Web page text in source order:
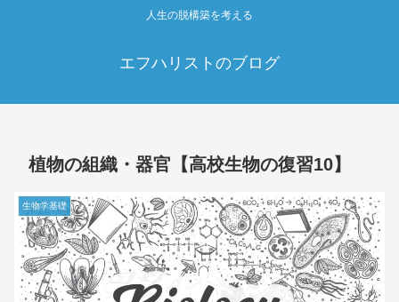
人生の脱構築を考える
エフハリストのブログ
植物の組織・器官【高校生物の復習10】
生物学基礎